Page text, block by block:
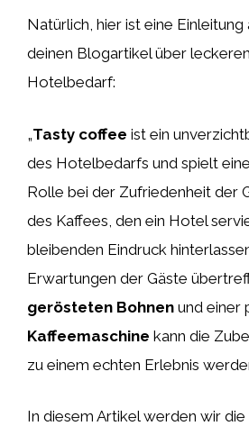
Natürlich, hier ist eine Einleitung
deinen Blogartikel über
Hotelbedarf:
„Tasty coffee ist ein
des Hotelbedarfs und spielt
Rolle bei der Zufriedenheit der
des Kaffees, den ein Hotel
bleibenden Eindruck
Erwartungen der Gäste
gerösteten Bohnen und einer
Kaffeemaschine kann die
zu einem echten Erlebnis
In diesem Artikel werden wir